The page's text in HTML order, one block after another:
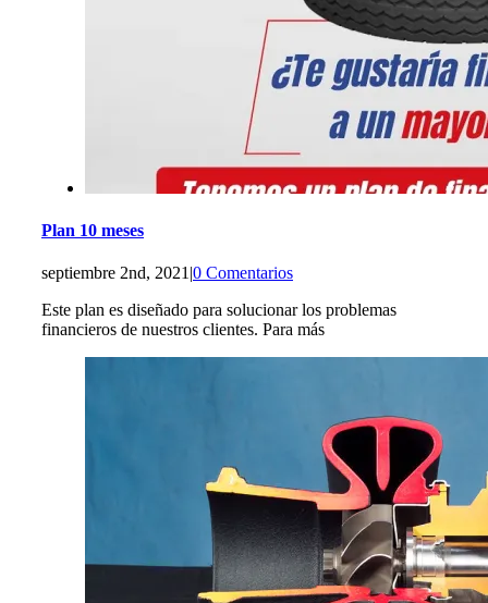
Plan 10 meses
septiembre 2nd, 2021 |0 Comentarios
Este plan es diseñado para solucionar los problemas
financieros de nuestros clientes. Para más